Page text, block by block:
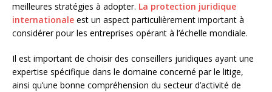
meilleures stratégies à adopter. La protection juridique
internationale est un aspect particulièrement important à
considérer pour les entreprises opérant à l’échelle mondiale.
Il est important de choisir des conseillers juridiques ayant une
expertise spécifique dans le domaine concerné par le litige,
ainsi qu’une bonne compréhension du secteur d’activité de